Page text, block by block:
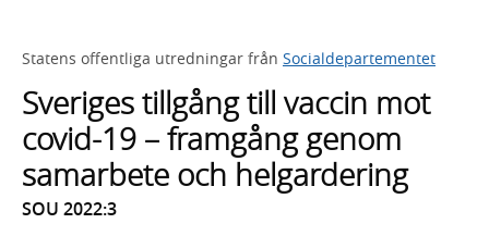
Statens offentliga utredningar från Socialdepartementet
Sveriges tillgång till vaccin mot
covid-19 – framgång genom
samarbete och helgardering
SOU 2022:3